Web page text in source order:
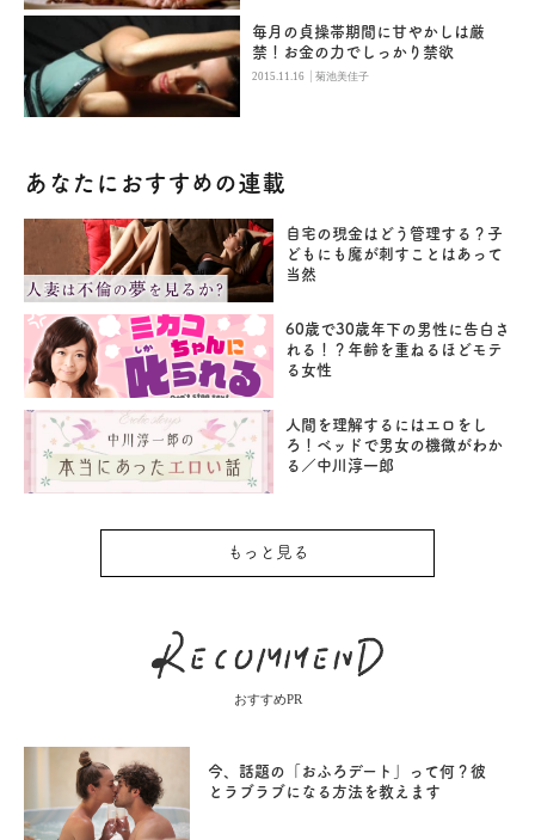
毎月の貞操帯期間に甘やかしは厳
禁！お金の力でしっかり禁欲
2015.11.16 |菊池美佳子
あなたにおすすめの連載
自宅の現金はどう管理する？子
どもにも魔が刺すことはあって
当然
60歳で30歳年下の男性に告白さ
れる！？年齢を重ねるほどモテ
る女性
人間を理解するにはエロをし
ろ！ベッドで男女の機微がわか
る／中川淳一郎
もっと見る
おすすめPR
今、話題の「おふろデート」って何？彼
とラブラブになる方法を教えます